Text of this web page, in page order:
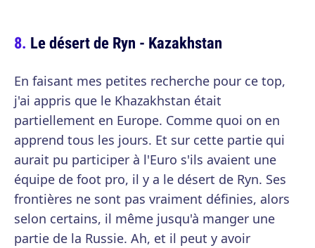
Le désert de Ryn - Kazakhstan
En faisant mes petites recherche pour ce top,
j'ai appris que le Khazakhstan était
partiellement en Europe. Comme quoi on en
apprend tous les jours. Et sur cette partie qui
aurait pu participer à l'Euro s'ils avaient une
équipe de foot pro, il y a le désert de Ryn. Ses
frontières ne sont pas vraiment définies, alors
selon certains, il même jusqu'à manger une
partie de la Russie. Ah, et il peut y avoir